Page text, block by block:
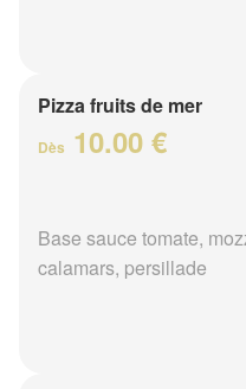
Pizza fruits de mer
Dès 10.00 €
Base sauce tomate,
calamars, persillade